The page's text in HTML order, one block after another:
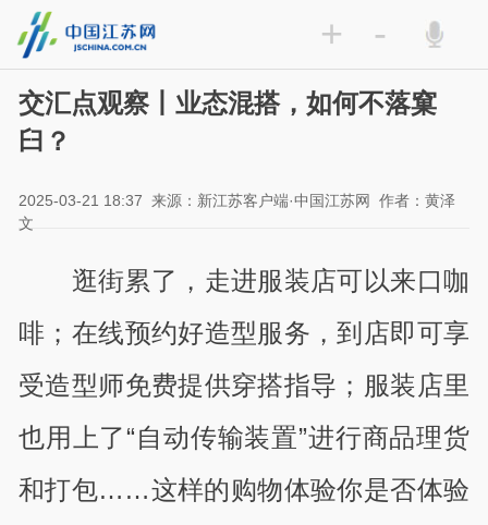
+ -
交汇点观察丨业态混搭，如何不落窠
臼？
2025-03-21 18:37 来源：新江苏客户端·中国江苏网
作者：黄泽
文
逛街累了，走进服装店可以来口咖
啡；在线预约好造型服务，到店即可享
受造型师免费提供穿搭指导；服装店里
也用上了“自动传输装置”进行商品理货
和打包……这样的购物体验你是否体验